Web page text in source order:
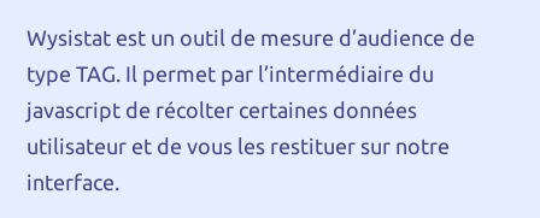
Wysistat est un outil de mesure d’audience de
type TAG. Il permet par l’intermédiaire du
javascript de récolter certaines données
utilisateur et de vous les restituer sur notre
interface.